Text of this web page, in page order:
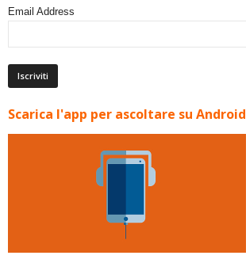
Email Address
Scarica l'app per ascoltare su Android